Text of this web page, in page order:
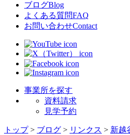
ブログBlog
よくある質問FAQ
お問い合わせContact
事業所を探す
資料請求
見学予約
トップ> ブログ > リンクス > 新越